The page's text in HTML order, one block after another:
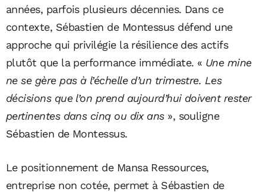
années, parfois plusieurs décennies. Dans ce
contexte, Sébastien de Montessus défend une
approche qui privilégie la résilience des actifs
plutôt que la performance immédiate. « Une mine
ne se gère pas à l’échelle d’un trimestre. Les
décisions que l’on prend aujourd’hui doivent rester
pertinentes dans cinq ou dix ans», souligne
Sébastien de Montessus.
Le positionnement de Mansa Ressources,
entreprise non cotée, permet à Sébastien de